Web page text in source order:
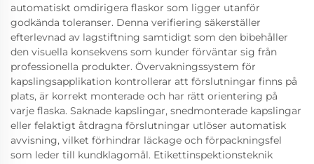
automatiskt omdirigera flaskor som ligger utanför
godkända toleranser. Denna verifiering säkerställer
efterlevnad av lagstiftning samtidigt som den bibehåller
den visuella konsekvens som kunder förväntar sig från
professionella produkter. Övervakningssystem för
kapslingsapplikation kontrollerar att förslutningar finns på
plats, är korrekt monterade och har rätt orientering på
varje flaska. Saknade kapslingar, snedmonterade kapslingar
eller felaktigt åtdragna förslutningar utlöser automatisk
avvisning, vilket förhindrar läckage och förpackningsfel
som leder till kundklagomål. Etikettinspektionsteknik